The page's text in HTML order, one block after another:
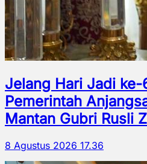
Jelang Hari Jadi ke-
Pemerintah
Mantan Gubri Rusli
8 Agustus 2026 17.36